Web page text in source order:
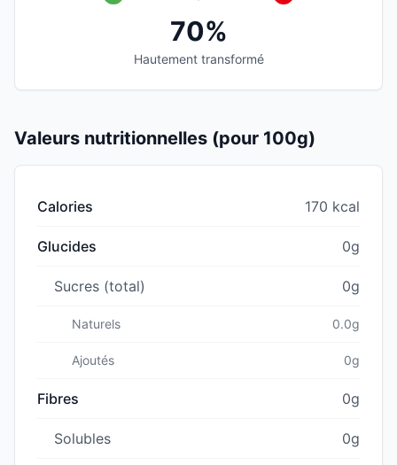
70%
Hautement transformé
Valeurs nutritionnelles (pour 100g)
Calories 170 kcal
Glucides 0g
Sucres (total) 0g
Naturels 0.0g
Ajoutés 0g
Fibres 0g
Solubles 0g